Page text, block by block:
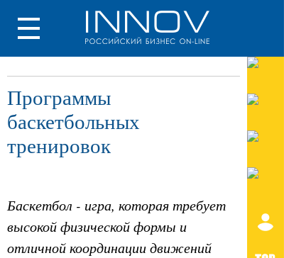
Программы
баскетбольных
тренировок
Баскетбол - игра, которая требует
высокой физической формы и
отличной координации движений